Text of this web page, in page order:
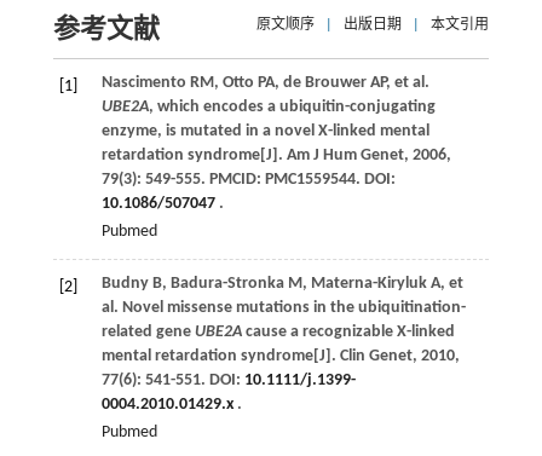
参考文献 原文顺序 出版日期 本文引用
[1] Nascimento RM, Otto PA, de Brouwer AP, et al.
UBE2A, which encodes a ubiquitin-conjugating
enzyme, is mutated in a novel X-linked mental
retardation syndrome[J]. Am J Hum Genet, 2006,
79(3): 549-555. PMCID: PMC1559544. DOI:
10.1086/507047.
Pubmed
[2] Budny B, Badura-Stronka M, Materna-Kiryluk A, et
al. Novel missense mutations in the ubiquitination-
related gene UBE2Acause a recognizable X-linked
mental retardation syndrome[J]. Clin Genet, 2010,
77(6): 541-551. DOI: 10.1111/j.1399-
0004.2010.01429.x.
Pubmed